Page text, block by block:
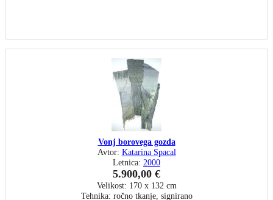
Vonj borovega gozda
Avtor: Katarina Spacal
Letnica: 2000
5.900,00 €
Velikost: 170 x 132 cm
Tehnika: ročno tkanje, signirano